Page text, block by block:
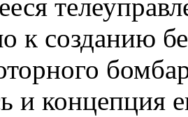
к созданию
и концепция